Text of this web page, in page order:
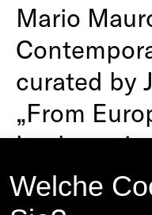
Welche
Mario
curated by
„From
back,
suitcase.“